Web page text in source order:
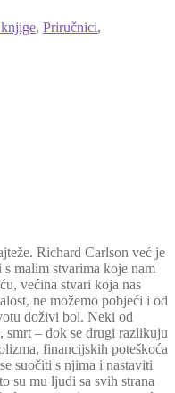
, Priručnici,
Richard Carlson već je
malim stvarima koje nam
većina stvari koja nas
ne možemo pobjeći i od
doživi bol. Neki od
smrt – dok se drugi razlikuju
financijskih poteškoća
suočiti s njima i nastaviti
su mu ljudi sa svih strana